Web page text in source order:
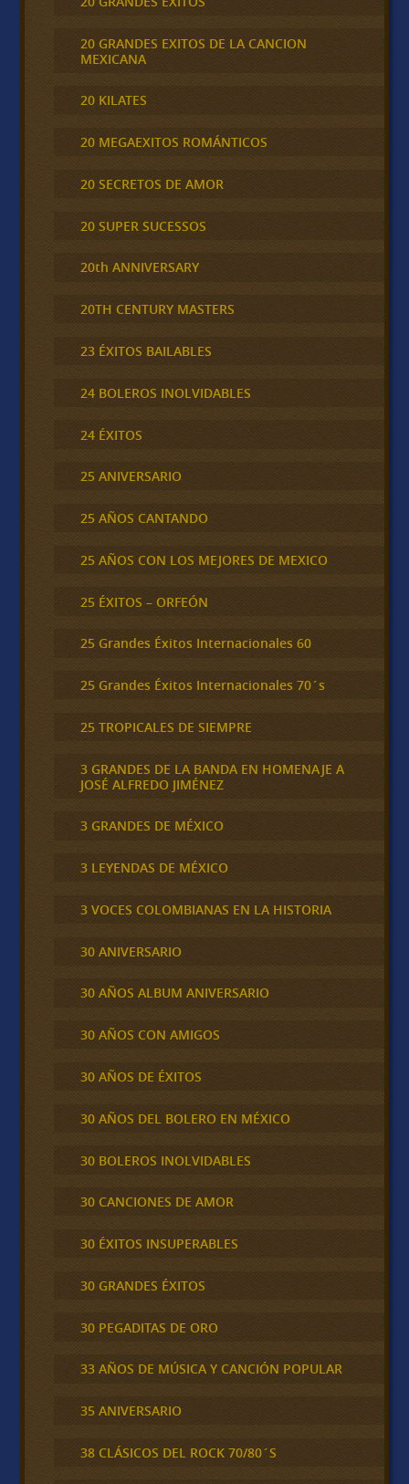
20 GRANDES EXITOS DE LA CANCION
MEXICANA
20 KILATES
20 MEGAEXITOS ROMÁNTICOS
20 SECRETOS DE AMOR
20 SUPER SUCESSOS
20th ANNIVERSARY
20TH CENTURY MASTERS
23 ÉXITOS BAILABLES
24 BOLEROS INOLVIDABLES
24 ÉXITOS
25 ANIVERSARIO
25 AÑOS CANTANDO
25 AÑOS CON LOS MEJORES DE MEXICO
25 ÉXITOS – ORFEÓN
25 Grandes Éxitos Internacionales 60
25 Grandes Éxitos Internacionales 70´s
25 TROPICALES DE SIEMPRE
3 GRANDES DE LA BANDA EN HOMENAJE A
JOSÉ ALFREDO JIMÉNEZ
3 GRANDES DE MÉXICO
3 LEYENDAS DE MÉXICO
3 VOCES COLOMBIANAS EN LA HISTORIA
30 ANIVERSARIO
30 AÑOS ALBUM ANIVERSARIO
30 AÑOS CON AMIGOS
30 AÑOS DE ÉXITOS
30 AÑOS DEL BOLERO EN MÉXICO
30 BOLEROS INOLVIDABLES
30 CANCIONES DE AMOR
30 ÉXITOS INSUPERABLES
30 GRANDES ÉXITOS
30 PEGADITAS DE ORO
33 AÑOS DE MÚSICA Y CANCIÓN POPULAR
35 ANIVERSARIO
38 CLÁSICOS DEL ROCK 70/80´S